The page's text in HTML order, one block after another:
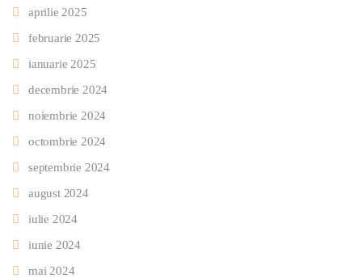
aprilie 2025
februarie 2025
ianuarie 2025
decembrie 2024
noiembrie 2024
octombrie 2024
septembrie 2024
august 2024
iulie 2024
iunie 2024
mai 2024